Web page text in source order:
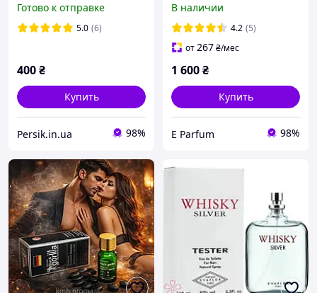
Готово к отправке
5.0 (6)
400₴
Купить
Persik.in.ua 98%
(Бархатная коробка,
Оригинал)
В наличии
4.2 (5)
от267₴/мес
1 600₴
Купить
E Parfum 98%